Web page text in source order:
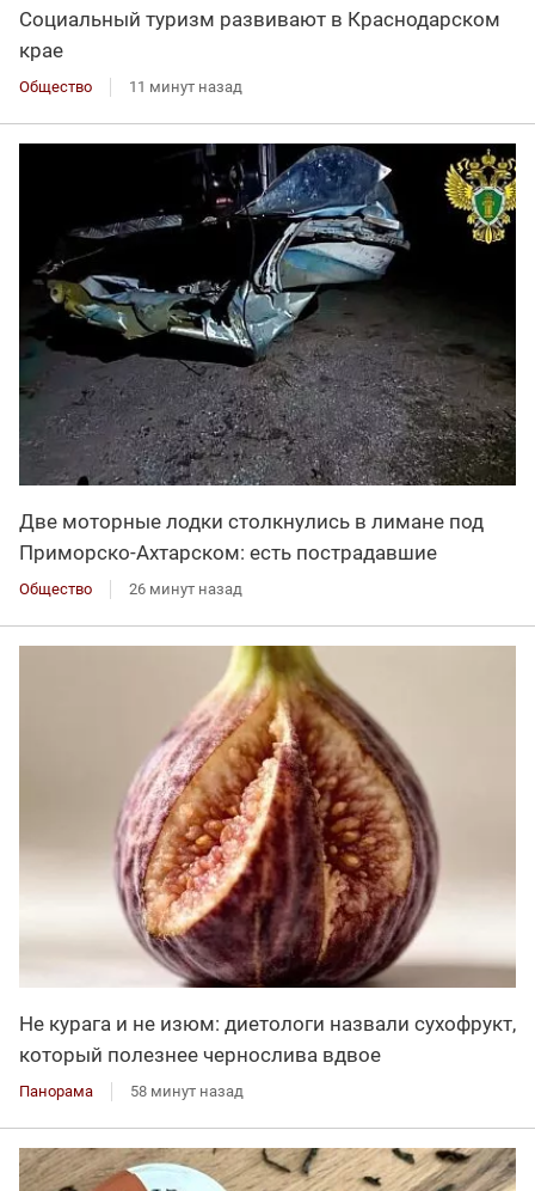
Социальный туризм развивают в Краснодарском
крае
Общество 11 минут назад
Две моторные лодки столкнулись в лимане под
Приморско-Ахтарском: есть пострадавшие
Общество 26 минут назад
Не курага и не изюм: диетологи назвали сухофрукт,
который полезнее чернослива вдвое
Панорама 58 минут назад